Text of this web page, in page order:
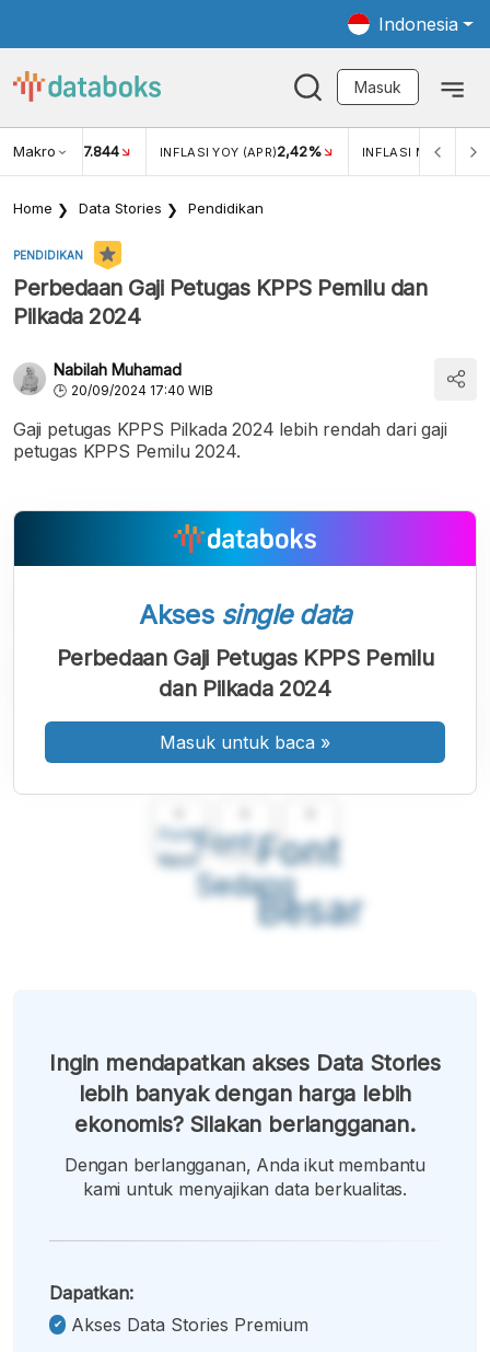
Indonesia
Masuk
Makro
USD/IDR 17.844 INFLASI YOY (APR)2,42% INFLASI MOM (APR)
Home Data Stories Pendidikan
PENDIDIKAN
Perbedaan Gaji Petugas KPPS Pemilu dan
Pilkada 2024
Nabilah Muhamad
20/09/2024 17:40 WIB
Gaji petugas KPPS Pilkada 2024 lebih rendah dari gaji
petugas KPPS Pemilu 2024.
Font
Kecil
Font
Sedang
Font
Besar
Akses single data
Perbedaan Gaji Petugas KPPS Pemilu
dan Pilkada 2024
Masuk untuk baca »
Ingin mendapatkan akses Data Stories
lebih banyak dengan harga lebih
ekonomis? Silakan berlangganan.
Dengan berlangganan, Anda ikut membantu
kami untuk menyajikan data berkualitas.
Dapatkan:
Akses Data Stories Premium